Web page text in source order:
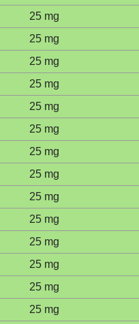
25 mg
25 mg
25 mg
25 mg
25 mg
25 mg
25 mg
25 mg
25 mg
25 mg
25 mg
25 mg
25 mg
25 mg